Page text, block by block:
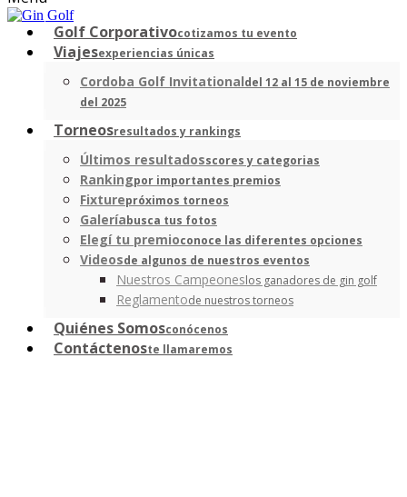
Golf Corporativocotizamos tu evento
Viajesexperiencias únicas
Cordoba Golf Invitationaldel 12 al 15 de noviembre
del 2025
Torneosresultados y rankings
Últimos resultadosscores y categorias
Rankingpor importantes premios
Fixturepróximos torneos
Galeríabusca tus fotos
Elegí tu premioconoce las diferentes opciones
Videosde algunos de nuestros eventos
Nuestros Campeoneslos ganadores de gin golf
Reglamentode nuestros torneos
Quiénes Somosconócenos
Contáctenoste llamaremos